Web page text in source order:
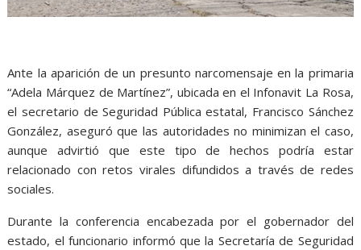
Ante la aparición de un presunto narcomensaje en la primaria
“Adela Márquez de Martínez”, ubicada en el Infonavit La Rosa,
el secretario de Seguridad Pública estatal, Francisco Sánchez
González, aseguró que las autoridades no minimizan el caso,
aunque advirtió que este tipo de hechos podría estar
relacionado con retos virales difundidos a través de redes
sociales.
Durante la conferencia encabezada por el gobernador del
estado, el funcionario informó que la Secretaría de Seguridad